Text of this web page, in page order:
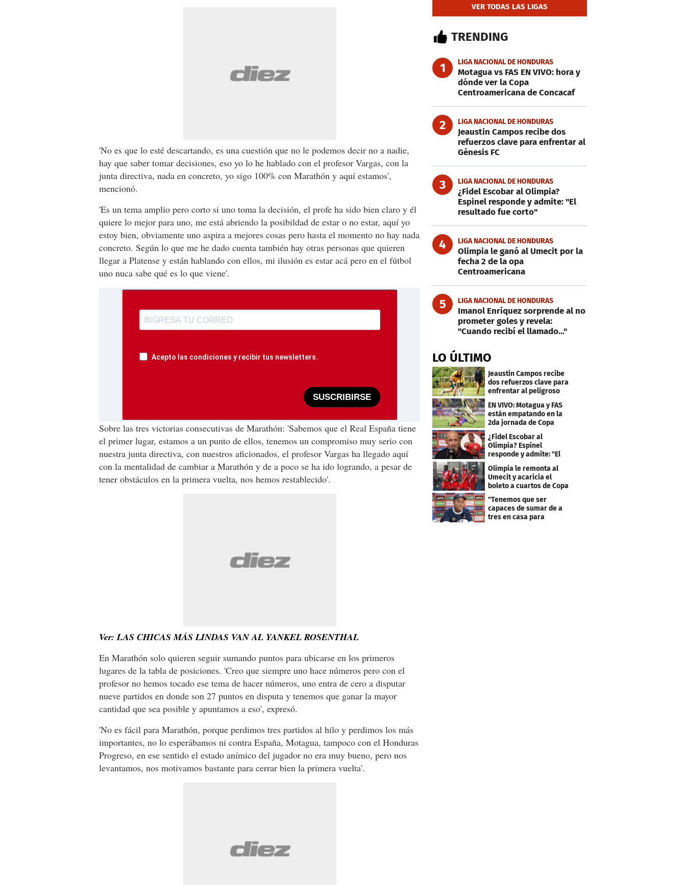
'No es que lo esté descartando, es una cuestión que no le podemos decir no a nadie,
hay que saber tomar decisiones, eso yo lo he hablado con el profesor Vargas, con la
junta directiva, nada en concreto, yo sigo 100% con Marathón y aquí estamos',
mencionó.
'Es un tema amplio pero corto si uno toma la decisión, el profe ha sido bien claro y él
quiere lo mejor para uno, me está abriendo la posibildad de estar o no estar, aquí yo
estoy bien, obviamente uno aspira a mejores cosas pero hasta el momento no hay nada
concreto. Según lo que me he dado cuenta también hay otras personas que quieren
llegar a Platense y están hablando con ellos, mi ilusión es estar acá pero en el fútbol
uno nuca sabe qué es lo que viene'.
Acepto las condiciones y recibir tus newsletters.
SUSCRIBIRSE
Sobre las tres victorias consecutivas de Marathón: 'Sabemos que el Real España tiene
el primer lugar, estamos a un punto de ellos, tenemos un compromiso muy serio con
nuestra junta directiva, con nuestros aficionados, el profesor Vargas ha llegado aquí
con la mentalidad de cambiar a Marathón y de a poco se ha ido logrando, a pesar de
tener obstáculos en la primera vuelta, nos hemos restablecido'.
Ver: LAS CHICAS MÁS LINDAS VAN AL YANKEL ROSENTHAL
En Marathón solo quieren seguir sumando puntos para ubicarse en los primeros
lugares de la tabla de posiciones. 'Creo que siempre uno hace números pero con el
profesor no hemos tocado ese tema de hacer números, uno entra de cero a disputar
nueve partidos en donde son 27 puntos en disputa y tenemos que ganar la mayor
cantidad que sea posible y apuntamos a eso', expresó.
'No es fácil para Marathón, porque perdimos tres partidos al hilo y perdimos los más
importantes, no lo esperábamos ni contra España, Motagua, tampoco con el Honduras
Progreso, en ese sentido el estado anímico del jugador no era muy bueno, pero nos
levantamos, nos motivamos bastante para cerrar bien la primera vuelta'.
VER TODAS LAS LIGAS
TRENDING
1 LIGA NACIONAL DE HONDURAS
Motagua vs FAS EN VIVO: hora y
dónde ver la Copa
Centroamericana de Concacaf
2 LIGA NACIONAL DE HONDURAS
Jeaustin Campos recibe dos
refuerzos clave para enfrentar al
Génesis FC
3 LIGA NACIONAL DE HONDURAS
¿Fidel Escobar al Olimpia?
Espinel responde y admite: "El
resultado fue corto"
4 LIGA NACIONAL DE HONDURAS
Olimpia le ganó al Umecit por la
fecha 2 de la opa
Centroamericana
5 LIGA NACIONAL DE HONDURAS
Imanol Enríquez sorprende al no
prometer goles y revela:
"Cuando recibí el llamado..."
LO ÚLTIMO
Jeaustin Campos recibe
dos refuerzos clave para
enfrentar al peligroso
EN VIVO: Motagua y FAS
están empatando en la
2da jornada de Copa
Centroamericana
¿Fidel Escobar al
Olimpia? Espinel
responde y admite: "El
resultado fue corto"
Olimpia le remonta al
Umecit y acaricia el
boleto a cuartos de Copa
"Tenemos que ser
capaces de sumar de a
tres en casa para